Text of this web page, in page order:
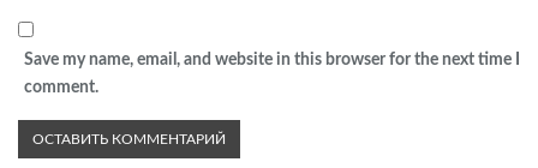
Save my name, email, and website in this browser for the next time I
comment.